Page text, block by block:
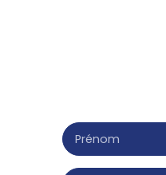
Prénom